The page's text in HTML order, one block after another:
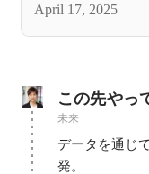
April 17, 2025
この先やっ
未来
データを通じ
発。